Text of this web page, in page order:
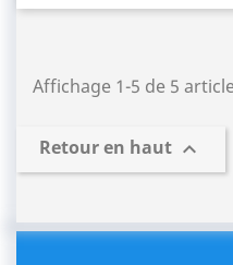
Affichage 1-5 de 5
Retour en haut 